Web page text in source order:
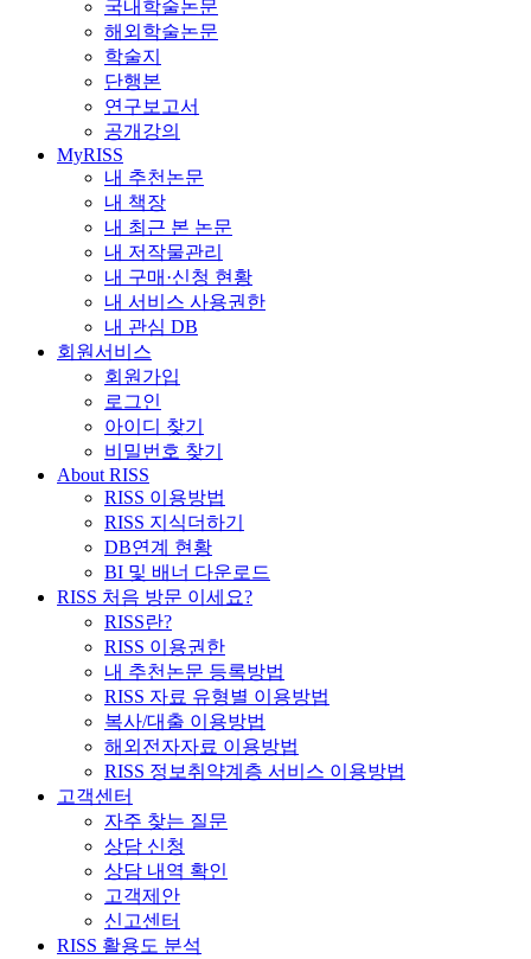
국내학술논문
해외학술논문
학술지
단행본
연구보고서
공개강의
MyRISS
내 추천논문
내 책장
내 최근 본 논문
내 저작물관리
내 구매·신청 현황
내 서비스 사용권한
내 관심 DB
회원서비스
회원가입
로그인
아이디 찾기
비밀번호 찾기
About RISS
RISS 이용방법
RISS 지식더하기
DB연계 현황
BI 및 배너 다운로드
RISS 처음 방문 이세요?
RISS란?
RISS 이용권한
내 추천논문 등록방법
RISS 자료 유형별 이용방법
복사/대출 이용방법
해외전자자료 이용방법
RISS 정보취약계층 서비스 이용방법
고객센터
자주 찾는 질문
상담 신청
상담 내역 확인
고객제안
신고센터
RISS 활용도 분석